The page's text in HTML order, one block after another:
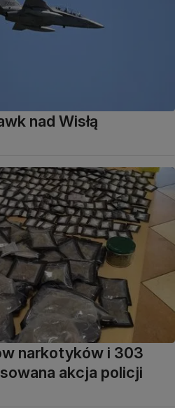
nad Wisłą
narkotyków i 303
akcja policji